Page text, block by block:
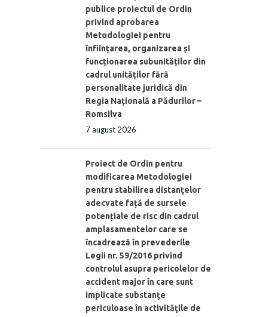
publice proiectul de Ordin
privind aprobarea
Metodologiei pentru
înființarea, organizarea și
funcționarea subunităților din
cadrul unităților fără
personalitate juridică din
Regia Națională a Pădurilor –
Romsilva
7 august 2026
Proiect de Ordin pentru
modificarea Metodologiei
pentru stabilirea distanţelor
adecvate față de sursele
potențiale de risc din cadrul
amplasamentelor care se
încadrează în prevederile
Legii nr. 59/2016 privind
controlul asupra pericolelor de
accident major în care sunt
implicate substanţe
periculoase în activităţile de